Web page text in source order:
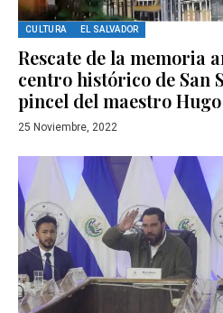
CULTURA EL SALVADOR
Rescate de la memoria
centro histórico de San
pincel del maestro
25 Noviembre, 2022